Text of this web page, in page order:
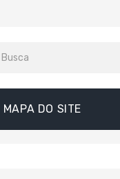
MAPA DO SITE